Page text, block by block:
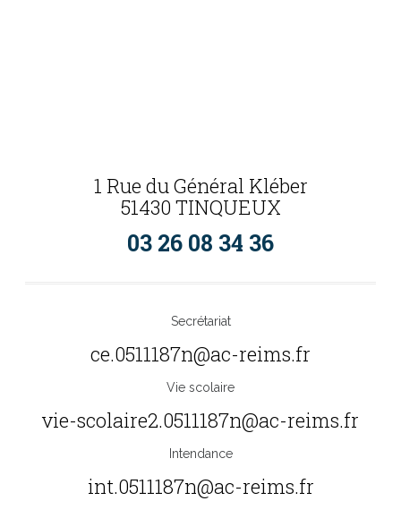
1 Rue du Général Kléber
51430 TINQUEUX
03 26 08 34 36
Secrétariat
ce.0511187n@ac-reims.fr
Vie scolaire
vie-scolaire2.0511187n@ac-reims.fr
Intendance
int.0511187n@ac-reims.fr